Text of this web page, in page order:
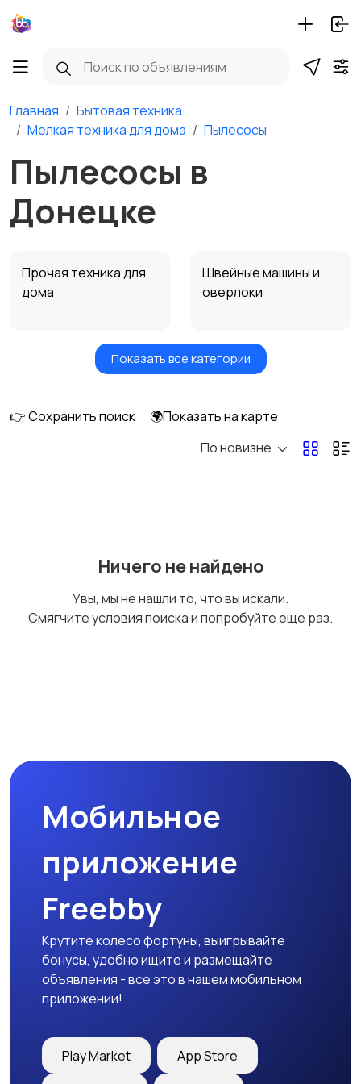
Главная
Бытовая техника
Мелкая техника для дома
Пылесосы
Пылесосы в
Донецке
Прочая техника для
дома
Швейные машины и
оверлоки
Пылесосы
Показать все категории
👉 Сохранить поиск
🌍Показать на карте
По новизне
Ничего не найдено
Увы, мы не нашли то, что вы искали.
Смягчите условия поиска и попробуйте еще раз.
Мобильное
приложение
Freebby
Крутите колесо фортуны, выигрывайте
бонусы, удобно ищите и размещайте
объявления - все это в нашем мобильном
приложении!
Play Market App Store